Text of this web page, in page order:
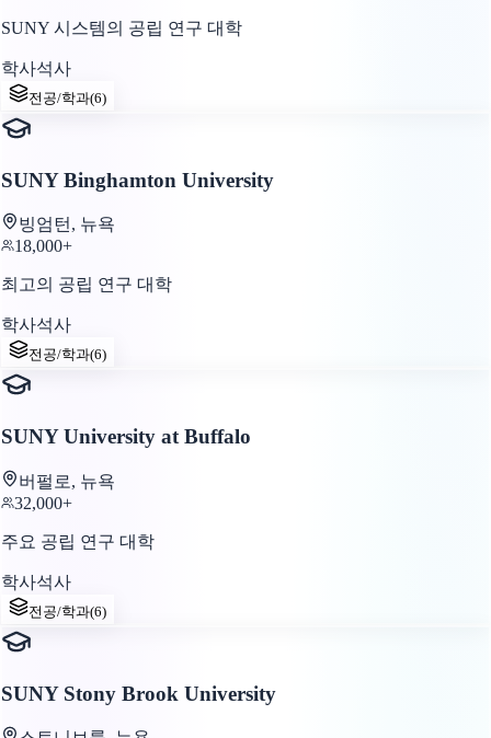
SUNY 시스템의 공립 연구 대학
학사석사
전공/학과(6)
SUNY Binghamton University
빙엄턴, 뉴욕
18,000+
최고의 공립 연구 대학
학사석사
전공/학과(6)
SUNY University at Buffalo
버펄로, 뉴욕
32,000+
주요 공립 연구 대학
학사석사
전공/학과(6)
SUNY Stony Brook University